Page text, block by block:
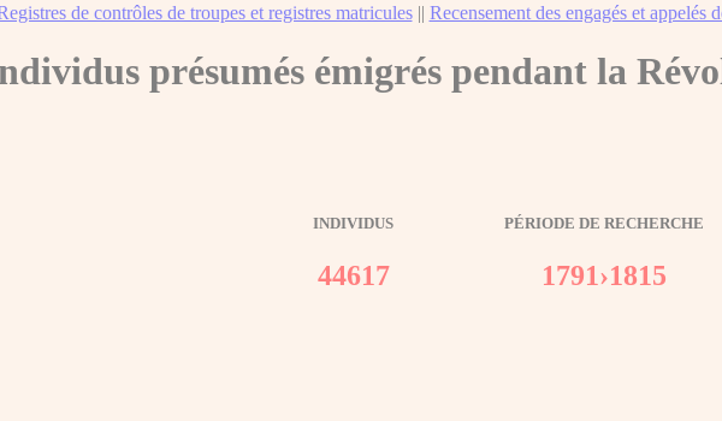
de contrôles de troupes et registres matricules|| Recensement des engagés et appelés
présumés émigrés pendant la
INDIVIDUS
44617
PÉRIODE DE RECHERCHE
1791›1815